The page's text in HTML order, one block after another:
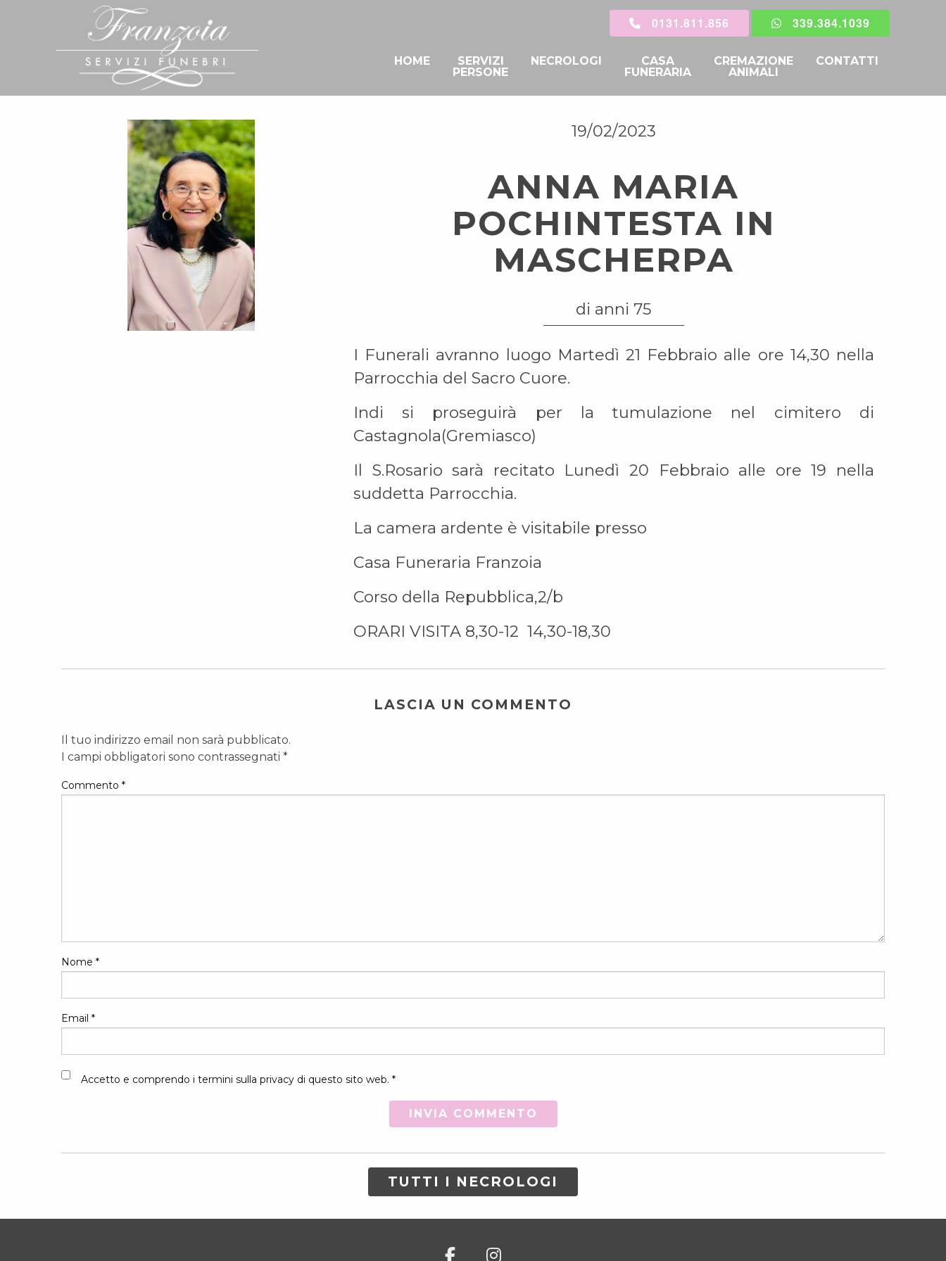
0131.811.856 339.384.1039
HOME
SERVIZI
PERSONE
NECROLOGI
CASA
FUNERARIA
CREMAZIONE
ANIMALI
CONTATTI
19/02/2023
ANNA MARIA
POCHINTESTA IN
MASCHERPA
di anni 75
I Funerali avranno luogo Martedì 21 Febbraio alle ore 14,30 nella
Parrocchia del Sacro Cuore.
Indi si proseguirà per la tumulazione nel cimitero di
Castagnola(Gremiasco)
Il S.Rosario sarà recitato Lunedì 20 Febbraio alle ore 19 nella
suddetta Parrocchia.
La camera ardente è visitabile presso
Casa Funeraria Franzoia
Corso della Repubblica,2/b
ORARI VISITA 8,30-12 14,30-18,30
LASCIA UN COMMENTO
Il tuo indirizzo email non sarà pubblicato.
I campi obbligatori sono contrassegnati *
Commento *
Nome *
Email *
Accetto e comprendo i termini sulla privacy di questo sito web. *
TUTTI I NECROLOGI